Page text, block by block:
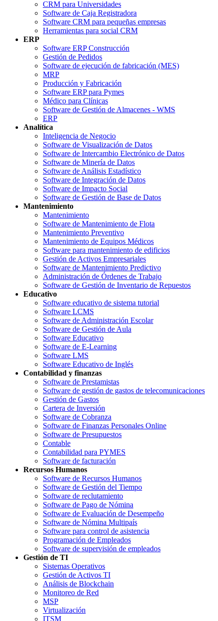
CRM para Universidades
Software de Caja Registradora
Software CRM para pequeñas empresas
Herramientas para social CRM
ERP
Software ERP Construcción
Gestión de Pedidos
Software de ejecución de fabricación (MES)
MRP
Producción y Fabricación
Software ERP para Pymes
Médico para Clínicas
Software de Gestión de Almacenes - WMS
ERP
Analítica
Inteligencia de Negocio
Software de Visualización de Datos
Software de Intercambio Electrónico de Datos
Software de Minería de Datos
Software de Análisis Estadístico
Software de Integración de Datos
Software de Impacto Social
Software de Gestión de Base de Datos
Mantenimiento
Mantenimiento
Software de Mantenimiento de Flota
Mantenimiento Preventivo
Mantenimiento de Equipos Médicos
Software para mantenimiento de edificios
Gestión de Activos Empresariales
Software de Mantenimiento Predictivo
Administración de Órdenes de Trabajo
Software de Gestión de Inventario de Repuestos
Educativo
Software educativo de sistema tutorial
Software LCMS
Software de Administración Escolar
Software de Gestión de Aula
Software Educativo
Software de E-Learning
Software LMS
Software Educativo de Inglés
Contabilidad y finanzas
Software de Prestamistas
Software de gestión de gastos de telecomunicaciones
Gestión de Gastos
Cartera de Inversión
Software de Cobranza
Software de Finanzas Personales Online
Software de Presupuestos
Contable
Contabilidad para PYMES
Software de facturación
Recursos Humanos
Software de Recursos Humanos
Software de Gestión del Tiempo
Software de reclutamiento
Software de Pago de Nómina
Software de Evaluación de Desempeño
Software de Nómina Multipaís
Software para control de asistencia
Programación de Empleados
Software de supervisión de empleados
Gestión de TI
Sistemas Operativos
Gestión de Activos TI
Análisis de Blockchain
Monitoreo de Red
MSP
Virtualización
ITSM